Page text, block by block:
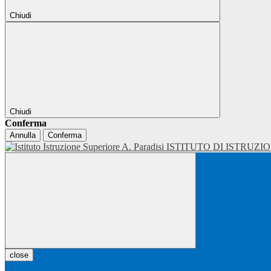
Chiudi
Chiudi
Conferma
Annulla Conferma
ISTITUTO DI
close